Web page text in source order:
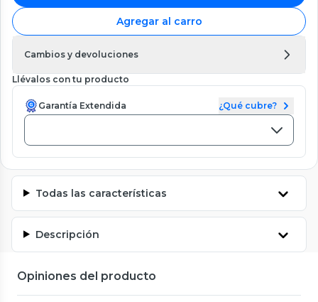
Agregar al carro
Cambios y devoluciones
Llévalos con tu producto
Garantía Extendida ¿Qué cubre?
Todas las características
Descripción
Opiniones del producto